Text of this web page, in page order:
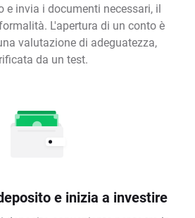
e invia i documenti necessari, il
L'apertura di un conto è
valutazione di adeguatezza,
da un test.
e inizia a investire